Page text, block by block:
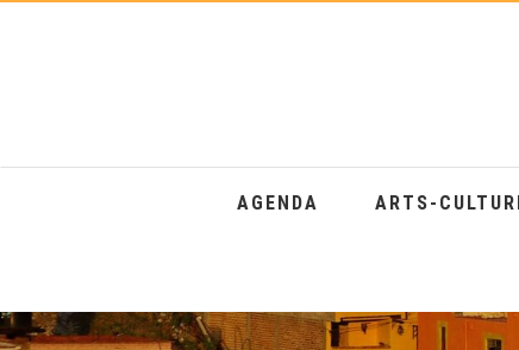
AGENDA ARTS-